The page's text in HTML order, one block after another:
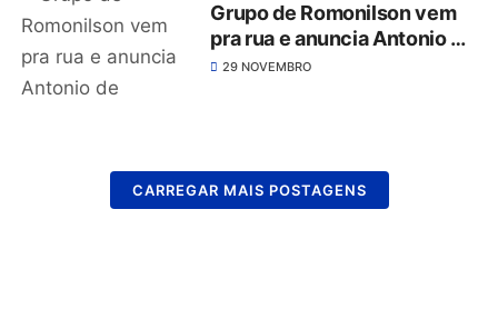
Grupo de Romonilson vem
pra rua e anuncia Antonio de
Alberto como pré-candidato
29 NOVEMBRO
CARREGAR MAIS POSTAGENS